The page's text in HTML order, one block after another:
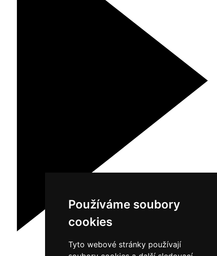
Používáme soubory
cookies
Tyto webové stránky používají